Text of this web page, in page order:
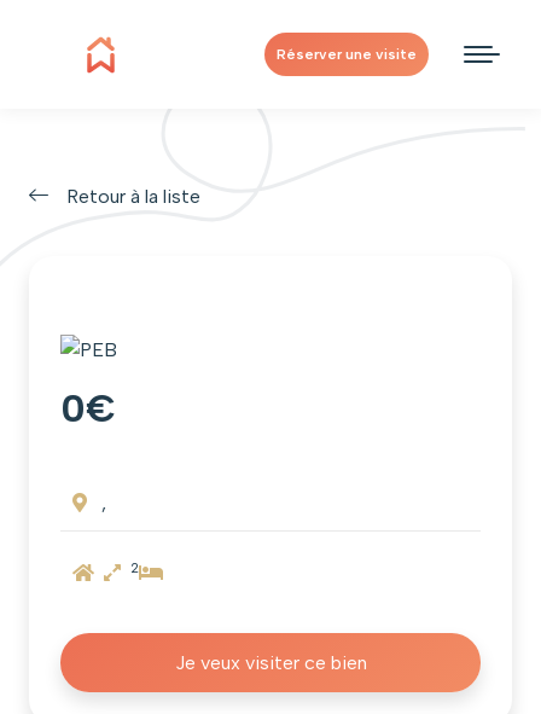
Réserver une visite
Retour à la liste
0€
,
2
Je veux visiter ce bien